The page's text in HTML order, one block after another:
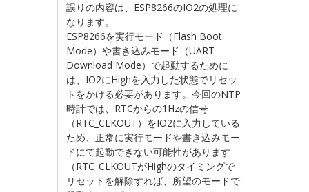
誤りの内容は、ESP8266のIO2の処理に
なります。
ESP8266を実行モード（Flash Boot
Mode）や書き込みモード（UART
Download Mode）で起動するために
は、IO2にHighを入力した状態でリセッ
トをかける必要があります。今回のNTP
時計では、RTCからの1Hzの信号
（RTC_CLKOUT）をIO2に入力している
ため、正常に実行モードや書き込みモー
ドにて起動できない可能性があります
（RTC_CLKOUTがHighのタイミングで
リセットを解除すれば、所望のモードで